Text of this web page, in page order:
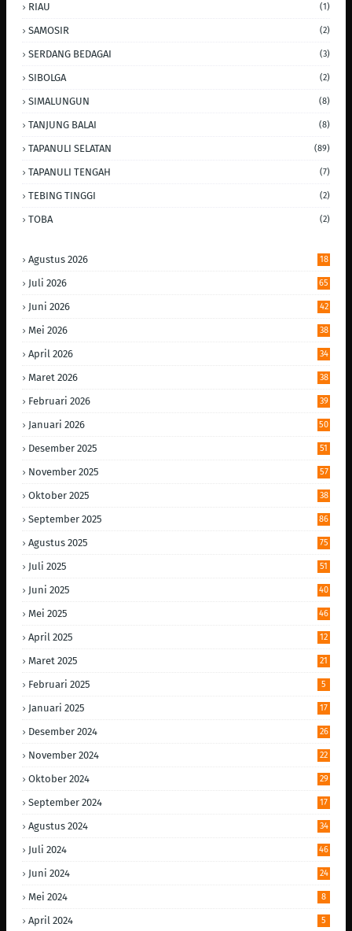
RIAU (1)
SAMOSIR (2)
SERDANG BEDAGAI (3)
SIBOLGA (2)
SIMALUNGUN (8)
TANJUNG BALAI (8)
TAPANULI SELATAN (89)
TAPANULI TENGAH (7)
TEBING TINGGI (2)
TOBA (2)
Agustus 2026 18
Juli 2026 65
Juni 2026 42
Mei 2026 38
April 2026 34
Maret 2026 38
Februari 2026 39
Januari 2026 50
Desember 2025 51
November 2025 57
Oktober 2025 38
September 2025 86
Agustus 2025 75
Juli 2025 51
Juni 2025 40
Mei 2025 46
April 2025 12
Maret 2025 21
Februari 2025 5
Januari 2025 17
Desember 2024 26
November 2024 22
Oktober 2024 29
September 2024 17
Agustus 2024 34
Juli 2024 46
Juni 2024 24
Mei 2024 8
April 2024 5